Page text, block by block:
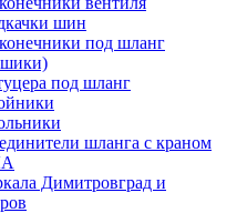
шин
под шланг
под шланг
шланга с краном
Димитровград и